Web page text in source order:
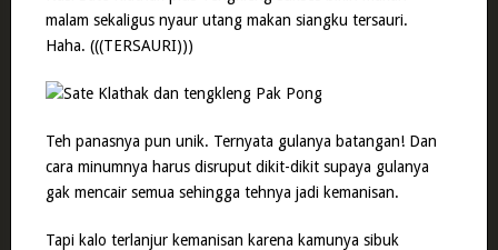
malam sekaligus nyaur utang makan siangku tersauri.
Haha. (((TERSAURI)))
Teh panasnya pun unik. Ternyata gulanya batangan! Dan
cara minumnya harus disruput dikit-dikit supaya gulanya
gak mencair semua sehingga tehnya jadi kemanisan.
Tapi kalo terlanjur kemanisan karena kamunya sibuk